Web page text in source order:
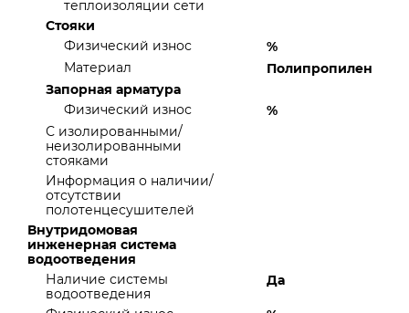
теплоизоляции сети
Стояки
Физический износ
%
Материал
Полипропилен
Запорная арматура
Физический износ
%
С изолированными/
неизолированными
стояками
Информация о наличии/
отсутствии
полотенцесушителей
Внутридомовая
инженерная система
водоотведения
Наличие системы
водоотведения
Да